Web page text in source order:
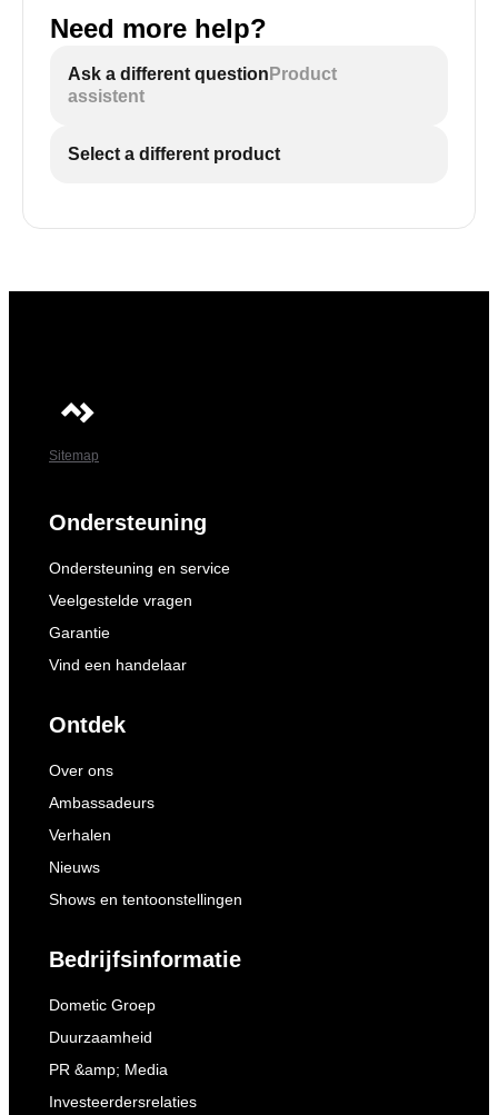
Need more help?
Ask a different question Product
assistent
Select a different product
Sitemap
Ondersteuning
Ondersteuning en service
Veelgestelde vragen
Garantie
Vind een handelaar
Ontdek
Over ons
Ambassadeurs
Verhalen
Nieuws
Shows en tentoonstellingen
Bedrijfsinformatie
Dometic Groep
Duurzaamheid
PR &amp; Media
Investeerdersrelaties